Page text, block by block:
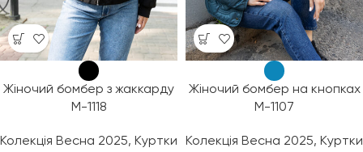
Жіночий бомбер з жаккарду
М-1118
Колекція Весна 2025, Куртки
Жіночий бомбер на кнопках
М-1107
Колекція Весна 2025, Куртки